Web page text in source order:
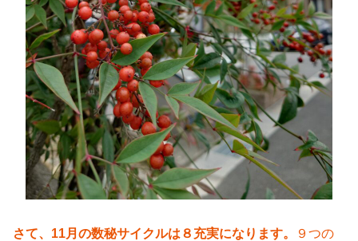
さて、11月の数秘サイクルは８充実になります。
９つの